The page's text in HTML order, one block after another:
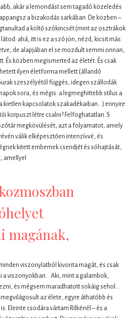
akár a lemondást sem tagadó közeledés
a bizakodás sarkában. De közben –
a költő szókincsét (mint az osztrákok
ahá, itt is ez a szó jön, nézd, kicsit más
de alapjában el se mozdult semmi onnan,
És közben megismerted az életét. És csak
ilyen életforma mellett (állandó
szeszélyétől függés, idegen szállodák
sora, és mégis: a legmeghittebb stílus a
kietlen kapcsolatok szakadékaiban…) ennyire
korpuszt létre csalni? Felfoghatatlan. S
megkövülését, azt a folyamatot, amely
válik elképesztően intenzívvé, és
kitett embernek csendjét és sóhajtását,
amellyel
magának,
viszonylatból kivonta magát, és csak
a viszonyokban… Aki, mint a galambok,
és mégsem maradhatott sokáig sehol…
az élete, egyre áthatóbb és
Eleinte csodára vártam Rilkénél – és a